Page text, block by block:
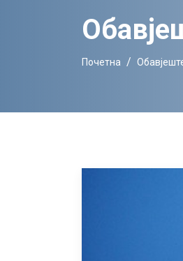
Почетна